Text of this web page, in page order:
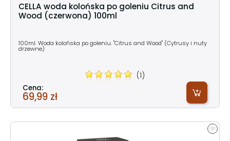
CELLA woda kolońska po goleniu Citrus and
Wood (czerwona) 100ml
100ml. Woda kolońska po goleniu. "Citrus and Wood" (Cytrusy i nuty
drzewne)
(1)
Cena:
69,99 zł